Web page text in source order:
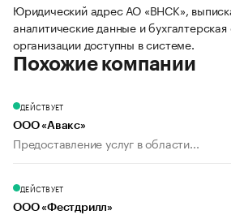
Юридический адрес АО «ВНСК»,
аналитические данные и бухгалтерская
организации доступны в системе.
Похожие компании
ДЕЙСТВУЕТ
ООО «Авакс»
Предоставление услуг в области...
ДЕЙСТВУЕТ
ООО «Фестдрилл»